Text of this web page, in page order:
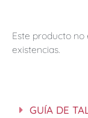
Este producto
existencias.
GUÍA DE